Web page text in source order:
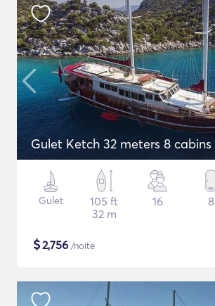
Gulet Ketch 32 meters 8 cabins
Gulet
105 ft
32 m
16 8
$2,756 /noite